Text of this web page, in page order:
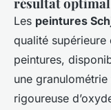
Les peintures
qualité
peintures,
une
rigoureuse